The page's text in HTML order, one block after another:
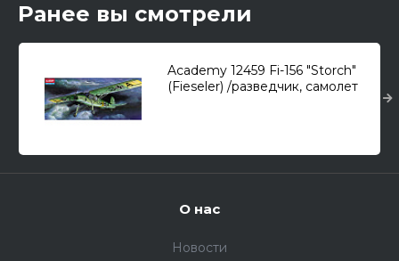
Ранее вы смотрели
Academy 12459 Fi-156 "Storch"
(Fieseler) /разведчик, самолет
О нас
Новости